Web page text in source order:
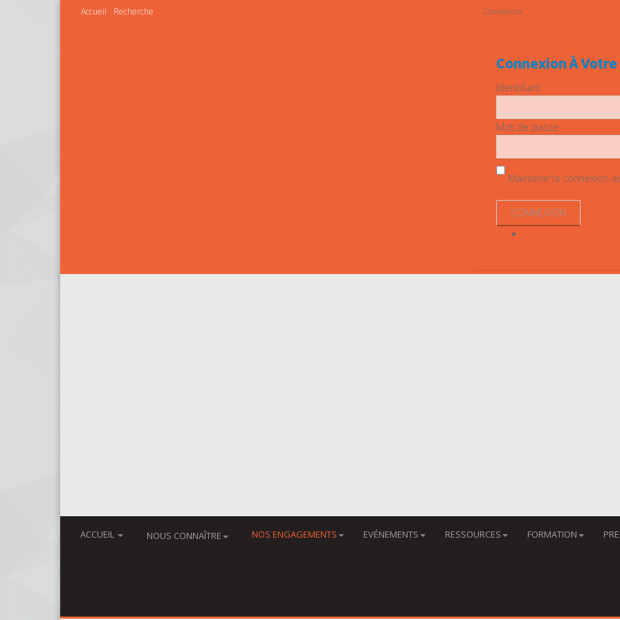
Accueil Recherche Connexion
Connexion À
Identifiant
Mot de passe
Maintenir la connexion
ACCUEIL NOUS CONNAÎTRE NOS ENGAGEMENTS EVÉNEMENTS RESSOURCES FORMATION